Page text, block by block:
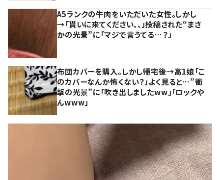
A5ランクの牛肉をいただいた女性。しかし
→「貰いに来てください、、」投稿された“まさ
かの光景”に「マジで言うてる…？」
布団カバーを購入。しかし帰宅後→高1娘「こ
のカバーなんか怖くない？」よく見ると…”衝
撃の光景”に「吹き出しましたww」「ロックや
んwww」